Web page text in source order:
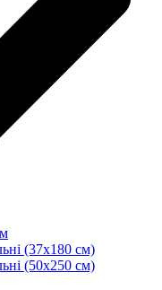
(37х180 см)
(50х250 см)